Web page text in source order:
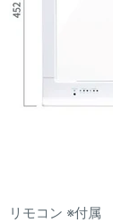
リモコン ※付属